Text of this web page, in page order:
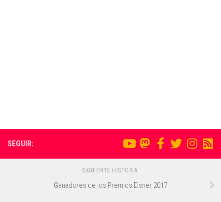
SEGUIR:
SIGUIENTE HISTORIA
Ganadores de los Premios Eisner 2017